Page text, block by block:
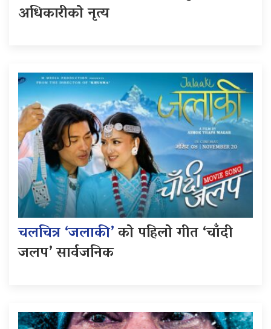
अधिकारीको नृत्य
चलचित्र ‘जलाकी’को पहिलो गीत ‘चाँदी
जलप’ सार्वजनिक